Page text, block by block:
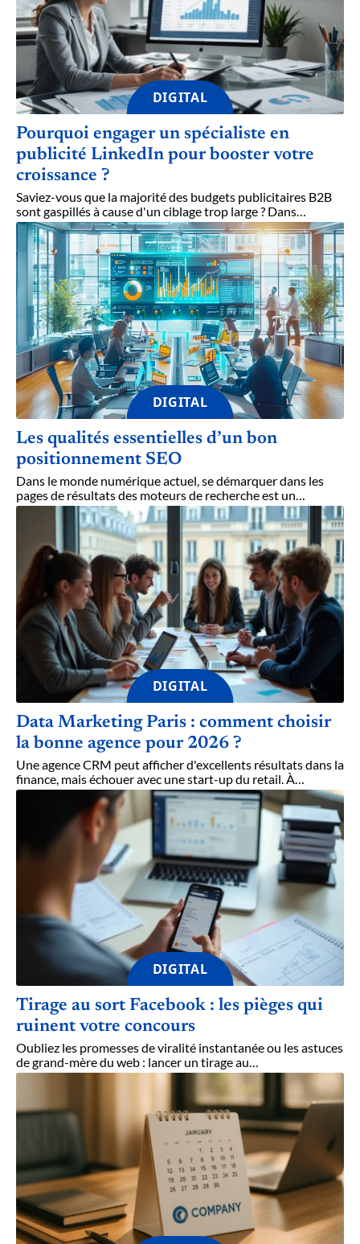
DIGITAL
Pourquoi engager un spécialiste en
publicité LinkedIn pour booster votre
croissance ?
Saviez-vous que la majorité des budgets publicitaires B2B
sont gaspillés à cause d'un ciblage trop large ? Dans…
DIGITAL
Les qualités essentielles d’un bon
positionnement SEO
Dans le monde numérique actuel, se démarquer dans les
pages de résultats des moteurs de recherche est un
DIGITAL
Data Marketing Paris : comment choisir
la bonne agence pour 2026 ?
Une agence CRM peut afficher d'excellents résultats dans la
finance, mais échouer avec une start-up du retail. À
DIGITAL
Tirage au sort Facebook : les pièges qui
ruinent votre concours
Oubliez les promesses de viralité instantanée ou les astuces
de grand-mère du web : lancer un tirage au…